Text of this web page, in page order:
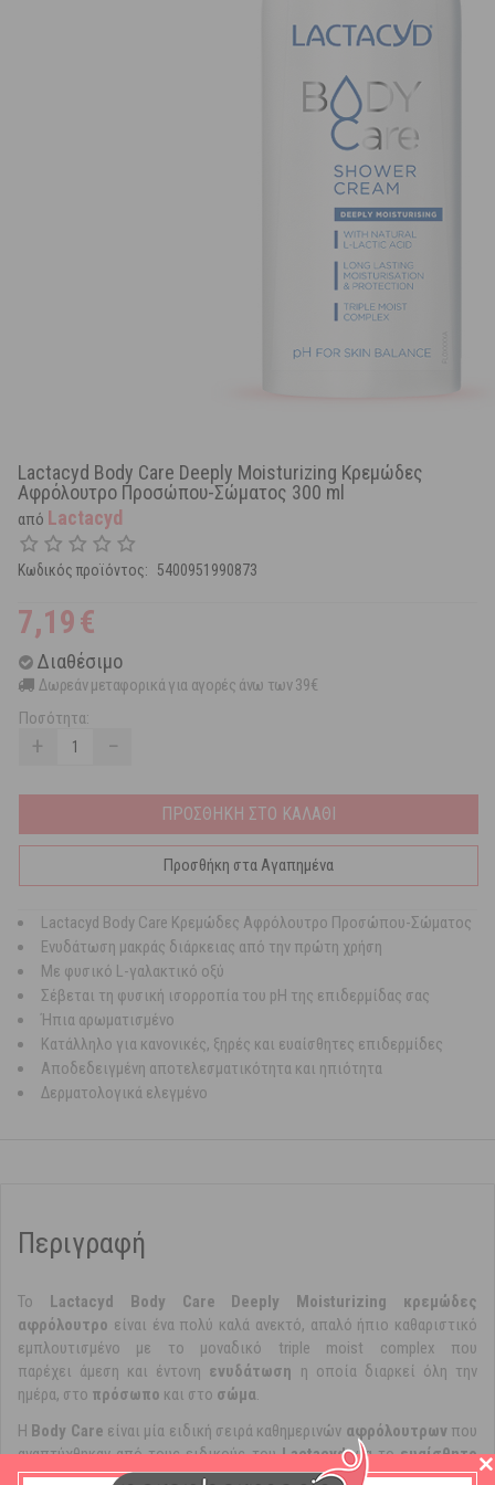
Lactacyd Body Care Deeply Moisturizing Κρεμώδες
Αφρόλουτρο Προσώπου-Σώματος 300 ml
από Lactacyd
Κωδικός προϊόντος: 5400951990873
7,19€
Διαθέσιμο
Δωρεάν μεταφορικά για αγορές άνω των 39€
Ποσότητα:
+ −
ΠΡΟΣΘΗΚΗ ΣΤΟ ΚΑΛΑΘΙ
Προσθήκη στα Αγαπημένα
Lactacyd Body Care Κρεμώδες Αφρόλουτρο Προσώπου-Σώματος
Ενυδάτωση μακράς διάρκειας από την πρώτη χρήση
Με φυσικό L-γαλακτικό οξύ
Σέβεται τη φυσική ισορροπία του pH της επιδερμίδας σας
Ήπια αρωματισμένο
Κατάλληλο για κανονικές, ξηρές και ευαίσθητες επιδερμίδες
Αποδεδειγμένη αποτελεσματικότητα και ηπιότητα
Δερματολογικά ελεγμένο
Περιγραφή
Το Lactacyd Body Care Deeply Moisturizing κρεμώδες
αφρόλουτρο είναι ένα πολύ καλά ανεκτό, απαλό ήπιο καθαριστικό
εμπλουτισμένο με το μοναδικό triple moist complex που
παρέχει άμεση και έντονη ενυδάτωση η οποία διαρκεί όλη την
ημέρα, στο πρόσωπο και στο σώμα.
Η Body Care είναι μία ειδική σειρά καθημερινών αφρόλουτρων που
αναπτύχθηκαν από τους ειδικούς τουLactacydγια τοευαίσθητο
δέρμα. Όλα τα προϊόντα περιέχουν Φυσικό L-Γαλακτικό Οξύπου